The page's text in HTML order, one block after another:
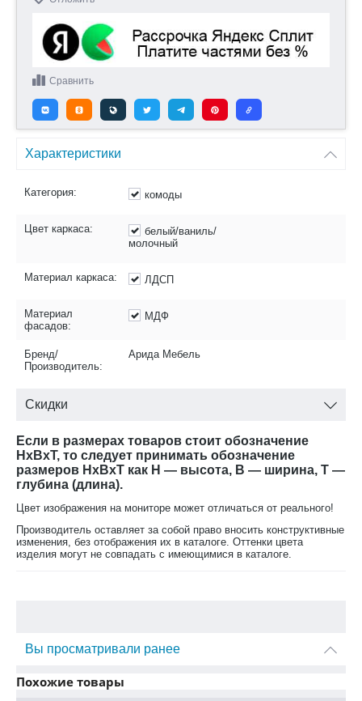
Сравнить
Характеристики
Категория: комоды
Цвет каркаса:
белый/ваниль/
молочный
Материал каркаса: ЛДСП
Материал
фасадов:
МДФ
Бренд/
Производитель:
Арида Мебель
Скидки
Если в размерах товаров стоит обозначение
HxBxT, то следует принимать обозначение
размеров HxBxT как H — высота, B — ширина, T —
глубина (длина).
Цвет изображения на мониторе может отличаться от реального!
Производитель оставляет за собой право вносить конструктивные
изменения, без отображения их в каталоге. Оттенки цвета
изделия могут не совпадать с имеющимися в каталоге.
Вы просматривали ранее
Похожие товары